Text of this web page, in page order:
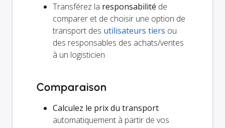
Transférez la responsabilité de
comparer et de choisir une option de
transport des utilisateurs tiers ou
des responsables des achats/ventes
à un logisticien
Comparaison
Calculez le prix du transport
automatiquement à partir de vos